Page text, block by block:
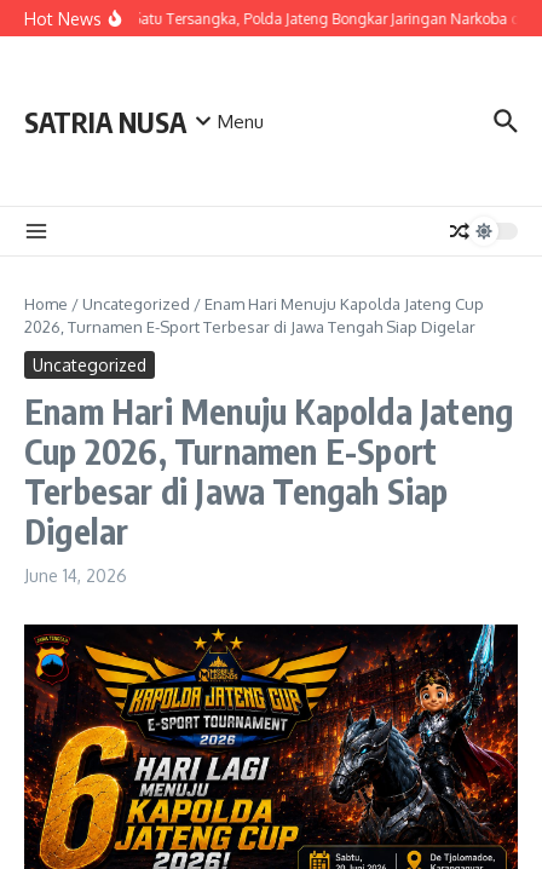
Skip to content
Hot News
Berawal dari Satu Tersangka, Polda Jateng Bongkar Jaringan Narkoba di
SATRIA NUSA Menu
Home / Uncategorized / Enam Hari Menuju Kapolda Jateng Cup
2026, Turnamen E-Sport Terbesar di Jawa Tengah Siap Digelar
Uncategorized
Enam Hari Menuju Kapolda Jateng
Cup 2026, Turnamen E-Sport
Terbesar di Jawa Tengah Siap
Digelar
June 14, 2026